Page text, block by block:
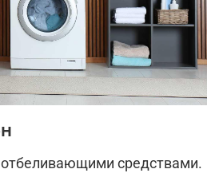
средствами.